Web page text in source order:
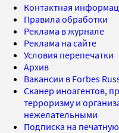
Контактная
Правила обработки
Реклама в журнале
Реклама на сайте
Условия перепечатки
Архив
Вакансии в Forbes
Сканер иноагентов,
терроризму и
нежелательными
Подписка на